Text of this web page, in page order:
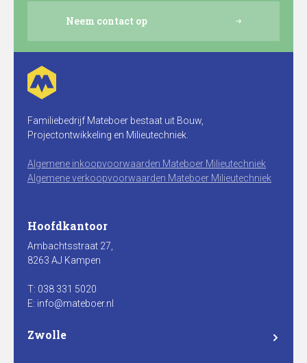
Neem contact op
Familiebedrijf Mateboer bestaat uit Bouw,
Projectontwikkeling en Milieutechniek.
Algemene inkoopvoorwaarden Mateboer Milieutechniek
Algemene verkoopvoorwaarden Mateboer Milieutechniek
Hoofdkantoor
Ambachtsstraat 27,
8263 AJ Kampen
T: 038 331 5020
E: info@mateboer.nl
Zwolle